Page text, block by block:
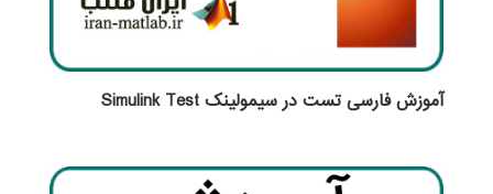
آموزش فارسی تست در سیمولینک Simulink Test